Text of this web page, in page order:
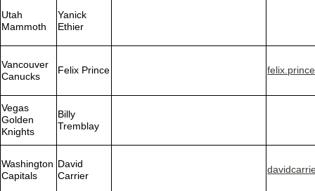
Utah
Mammoth
Yanick
Ethier
Vancouver
Canucks
Felix Prince
Vegas
Golden
Knights
Billy
Tremblay
Washington
Capitals
David
Carrier